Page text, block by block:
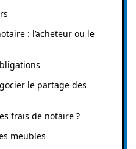
: l’acheteur ou le
le partage des
frais de notaire ?
meubles